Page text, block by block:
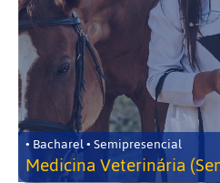
• Bacharel • Semipresencial
Medicina Veterinária